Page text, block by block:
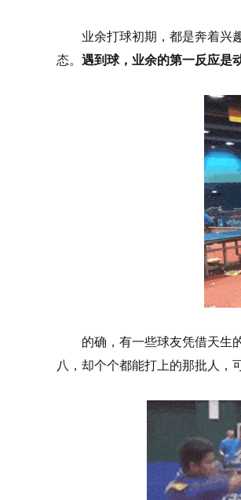
业余打球初期，都是奔着兴
态。 遇到球，业余的第一反应是
的确，有一些球友凭借天生
八，却个个都能打上的那批人，